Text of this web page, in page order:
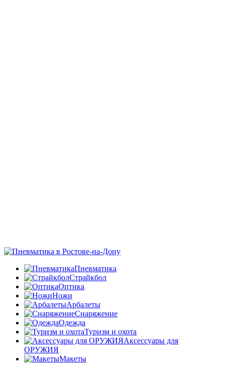
Пневматика
Страйкбол
Оптика
Ножи
Арбалеты
Снаряжение
Одежда
Туризм и охота
Аксессуары для
ОРУЖИЯ
Макеты